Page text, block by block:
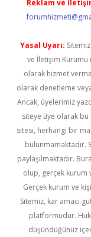
Reklam ve
Yasal Uyarı:
ve İletişim Kurumu
olarak hizmet
olarak denetleme
Ancak, üyelerimiz
siteye üye olarak bu
sitesi, herhangi bir
bulunmamaktadır.
paylaşılmaktadır.
olup, gerçek kurum
Gerçek kurum ve
Sitemiz, kar amacı
platformudur.
düşündüğünüz